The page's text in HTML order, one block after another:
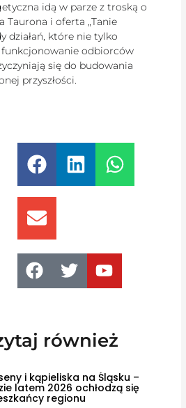
idą w parze z troską o
Taurona i oferta „Tanie
działań, które nie tylko
funkcjonowanie odbiorców
się do budowania
przyszłości.
również
i kąpieliska na Śląsku –
latem 2026 ochłodzą się
regionu